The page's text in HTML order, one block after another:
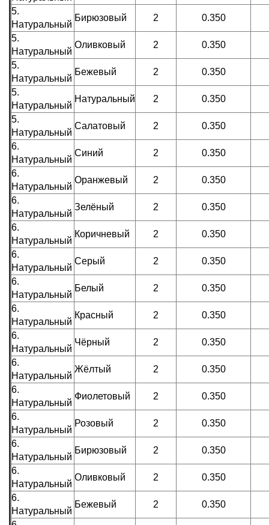
5.
Натуральный
Бирюзовый 2
0.350
5.
Натуральный
Оливковый 2
0.350
5.
Натуральный
Бежевый 2
0.350
5.
Натуральный
Натуральный 2
0.350
5.
Натуральный
Салатовый 2
0.350
6.
Натуральный
Синий 2
0.350
6.
Натуральный
Оранжевый 2
0.350
6.
Натуральный
Зелёный 2
0.350
6.
Натуральный
Коричневый 2
0.350
6.
Натуральный
Серый 2
0.350
6.
Натуральный
Белый 2
0.350
6.
Натуральный
Красный 2
0.350
6.
Натуральный
Чёрный 2
0.350
6.
Натуральный
Жёлтый 2
0.350
6.
Натуральный
Фиолетовый 2
0.350
6.
Натуральный
Розовый 2
0.350
6.
Натуральный
Бирюзовый 2
0.350
6.
Натуральный
Оливковый 2
0.350
6.
Натуральный
Бежевый 2
0.350